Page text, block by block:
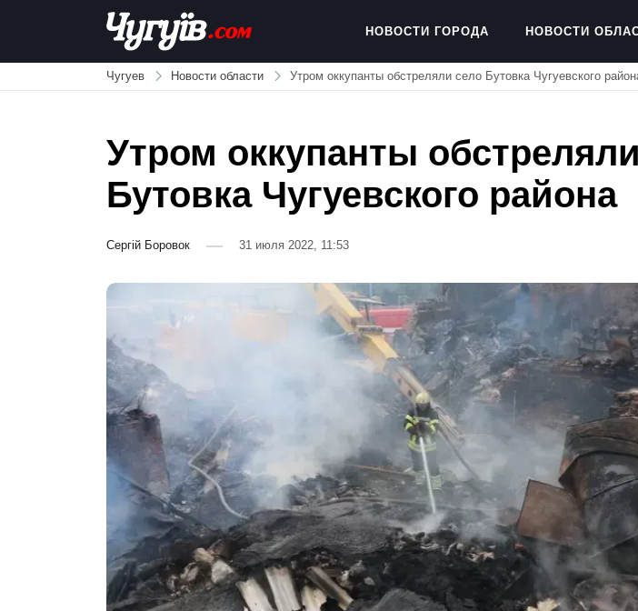
Chuguiv
НОВОСТИ ГОРОДА НОВОСТИ
Чугуев Новости области Утром оккупанты обстреляли село Бутовка Чугуевского
Утром оккупанты
Бутовка Чугуевского района
Сергій Боровок 31 июля 2022, 11:53